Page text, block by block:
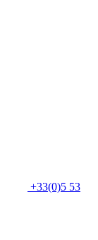
+33(0)5 53